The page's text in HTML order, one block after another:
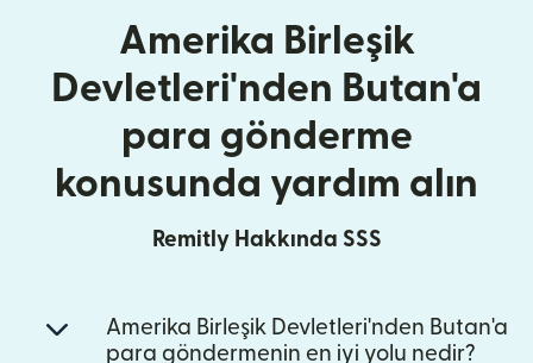
Amerika Birleşik
Devletleri'nden Butan'a
para gönderme
konusunda yardım alın
Remitly Hakkında SSS
Amerika Birleşik Devletleri'nden Butan'a
para göndermenin en iyi yolu nedir?